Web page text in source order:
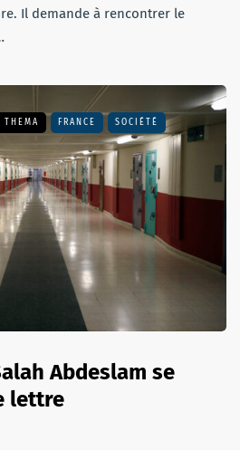
Il demande à rencontrer le
THEMA FRANCE SOCIÉTÉ
Abdeslam se
lettre